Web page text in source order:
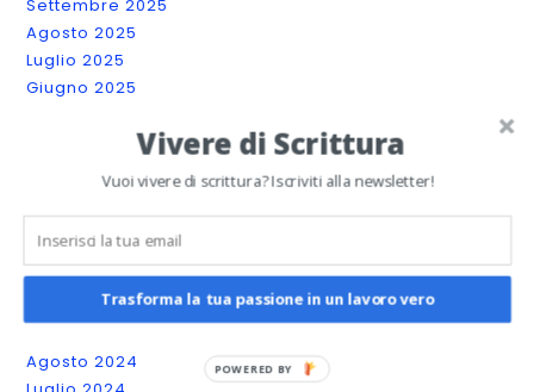
Settembre 2025
Agosto 2025
Luglio 2025
Giugno 2025
Marzo 2025
Gennaio 2025
Dicembre 2024
Novembre 2024
Ottobre 2024
Agosto 2024
Vivere di Scrittura
Vuoi vivere di scrittura? Iscriviti alla newsletter!
Trasforma la tua passione in un lavoro vero
POWERED